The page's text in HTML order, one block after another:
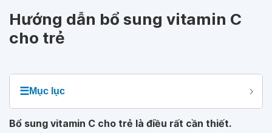
Hướng dẫn bổ sung vitamin C
cho trẻ
☰Mục lục
Bổ sung vitamin C cho trẻ là điều rất cần thiết.